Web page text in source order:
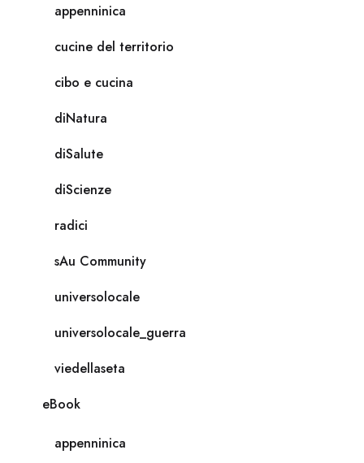
appenninica
cucine del territorio
cibo e cucina
diNatura
diSalute
diScienze
radici
sAu Community
universolocale
universolocale_guerra
viedellaseta
eBook
appenninica